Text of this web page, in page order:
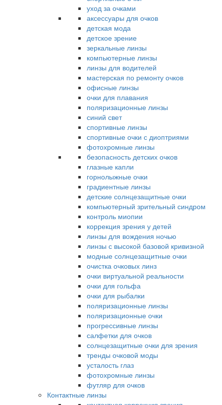
уход за очками
аксессуары для очков
детская мода
детское зрение
зеркальные линзы
компьютерные линзы
линзы для водителей
мастерская по ремонту очков
офисные линзы
очки для плавания
поляризационные линзы
синий свет
спортивные линзы
спортивные очки с диоптриями
фотохромные линзы
безопасность детских очков
глазные капли
горнолыжные очки
градиентные линзы
детские солнцезащитные очки
компьютерный зрительный синдром
контроль миопии
коррекция зрения у детей
линзы для вождения ночью
линзы с высокой базовой кривизной
модные солнцезащитные очки
очистка очковых линз
очки виртуальной реальности
очки для гольфа
очки для рыбалки
поляризационные линзы
поляризационные очки
прогрессивные линзы
салфетки для очков
солнцезащитные очки для зрения
тренды очковой моды
усталость глаз
фотохромные линзы
футляр для очков
Контактные линзы